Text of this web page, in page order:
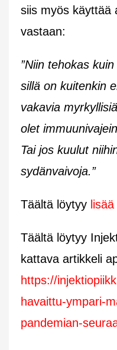
siis myös käyttää
vastaan:
”Niin tehokas
sillä on kuitenkin
vakavia
olet
Tai jos kuulut
sydänvaivoja.”
Täältä löytyy
Täältä löytyy
kattava artikkeli
https://
havaittu-ympari-
pandemian-